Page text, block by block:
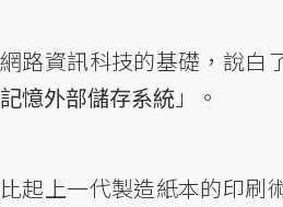
網路資訊科技的基礎，說白
記憶外部儲存系統 」。
比起上一代製造紙本的印刷